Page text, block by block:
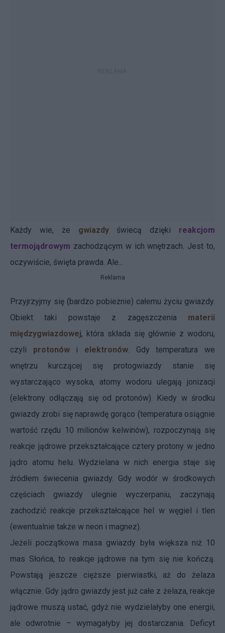
Każdy wie, że gwiazdyświecą dzięki reakcjom
termojądrowym zachodzącym w ich wnętrzach. Jest to,
oczywiście, święta prawda. Ale...
Reklama
Przyjrzyjmy się (bardzo pobieżnie) całemu życiu gwiazdy.
Obiekt taki powstaje z zagęszczenia materii
międzygwiazdowej, która składa się głównie z wodoru,
czyli protonówi elektronów. Gdy temperatura we
wnętrzu kurczącej się protogwiazdy stanie się
wystarczająco wysoka, atomy wodoru ulegają jonizacji
(elektrony odłączają się od protonów). Kiedy w środku
gwiazdy zrobi się naprawdę gorąco (temperatura osiągnie
wartość rzędu 10 milionów kelwinów), rozpoczynają się
reakcje jądrowe przekształcające cztery protony w jedno
jądro atomu helu. Wydzielana w nich energia staje się
źródłem świecenia gwiazdy. Gdy wodór w środkowych
częściach gwiazdy ulegnie wyczerpaniu, zaczynają
zachodzić reakcje przekształcające hel w węgiel i tlen
(ewentualnie także w neon i magnez).
Jeżeli początkowa masa gwiazdy była większa niż 10
mas Słońca, to reakcje jądrowe na tym się nie kończą.
Powstają jeszcze cięższe pierwiastki, aż do żelaza
włącznie. Gdy jądro gwiazdy jest już całe z żelaza, reakcje
jądrowe muszą ustać, gdyż nie wydzielałyby one energii,
ale odwrotnie – wymagałyby jej dostarczania. Deficyt